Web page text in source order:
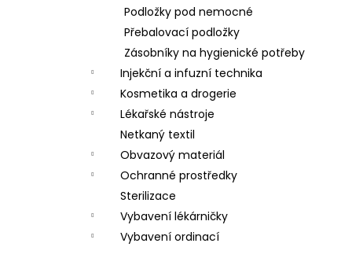
Podložky pod nemocné
Přebalovací podložky
Zásobníky na hygienické potřeby
Injekční a infuzní technika
Kosmetika a drogerie
Lékařské nástroje
Netkaný textil
Obvazový materiál
Ochranné prostředky
Sterilizace
Vybavení lékárničky
Vybavení ordinací